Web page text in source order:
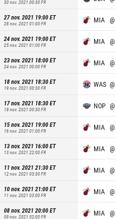
30 nov. 2021 00:30FR
27 nov. 2021 19:00ET
28 nov. 2021 01:00FR MIA @
24 nov. 2021 19:00ET
25 nov. 2021 01:00FR MIA @
23 nov. 2021 18:00ET
24 nov. 2021 00:00FR MIA @
18 nov. 2021 18:30ET
19 nov. 2021 00:30FR WAS @
17 nov. 2021 18:30ET
18 nov. 2021 00:30FR NOP @
15 nov. 2021 19:00ET
16 nov. 2021 01:00FR MIA @
13 nov. 2021 16:00ET
13 nov. 2021 22:00FR MIA @
11 nov. 2021 21:30ET
12 nov. 2021 03:30FR MIA @
10 nov. 2021 21:00ET
11 nov. 2021 03:00FR MIA @
08 nov. 2021 20:00ET
09 nov. 2021 02:00FR MIA @